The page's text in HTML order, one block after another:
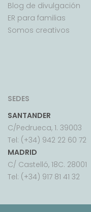
Blog de divulgación
ER para familias
Somos creativos
SEDES
SANTANDER
C/Pedrueca, 1. 39003
Tel: (+34) 942 22 60 72
MADRID
C/ Castelló, 18C. 28001
Tel: (+34) 917 81 41 32